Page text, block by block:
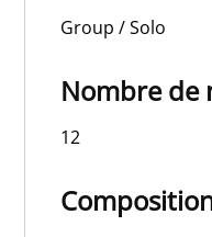
Group / Solo
Nombre de
12